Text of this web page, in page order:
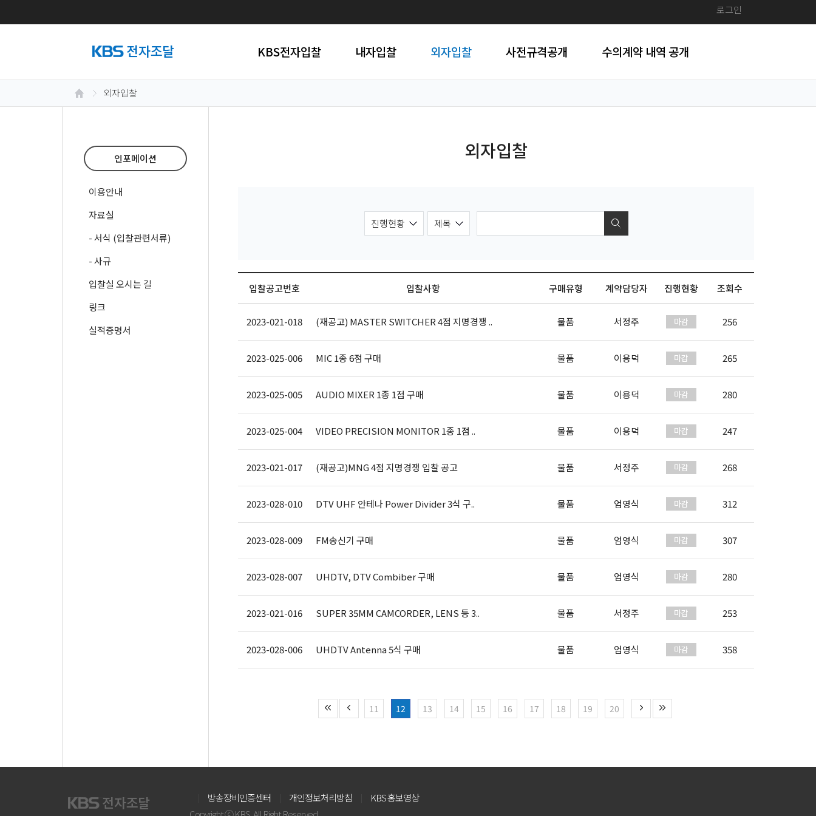
로그인
KBS전자입찰 내자입찰 외자입찰 사전규격공개 수의계약 내역 공개
외자입찰
인포메이션
이용안내
자료실
- 서식 (입찰관련서류)
- 사규
입찰실 오시는 길
링크
실적증명서
외자입찰
입찰공고번호 입찰사항 구매유형 계약담당자 진행현황 조회수
2023-021-018 (재공고) MASTER SWITCHER 4점 지명경쟁 .. 물품 서정주 256
2023-025-006 MIC 1종 6점 구매 물품 이용덕 265
2023-025-005 AUDIO MIXER 1종 1점 구매 물품 이용덕 280
2023-025-004 VIDEO PRECISION MONITOR 1종 1점 .. 물품 이용덕 247
2023-021-017 (재공고)MNG 4점 지명경쟁 입찰 공고 물품 서정주 268
2023-028-010 DTV UHF 안테나 Power Divider 3식 구.. 물품 엄영식 312
2023-028-009 FM송신기 구매 물품 엄영식 307
2023-028-007 UHDTV, DTV Combiber 구매 물품 엄영식 280
2023-021-016 SUPER 35MM CAMCORDER, LENS 등 3.. 물품 서정주 253
2023-028-006 UHDTV Antenna 5식 구매 물품 엄영식 358
11 12 13 14 15 16 17 18 19 20
방송장비인증센터 개인정보처리방침
KBS 홍보영상